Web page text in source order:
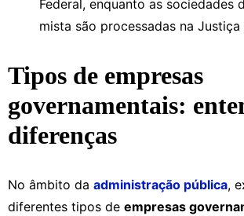
Federal, enquanto as sociedades
mista são processadas na Justiça
Tipos de empresas
governamentais:
diferenças
No âmbito da administração pública,
diferentes tipos de empresas